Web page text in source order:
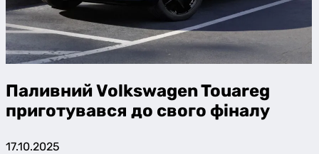
Паливний Volkswagen Touareg
приготувався до свого фіналу
17.10.2025